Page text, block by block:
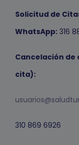
Solicitud de
WhatsApp: 316
Cancelación de
cita):
310 869 6926